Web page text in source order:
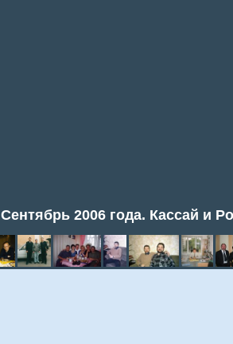
Сентябрь 2006 года. Кассай и